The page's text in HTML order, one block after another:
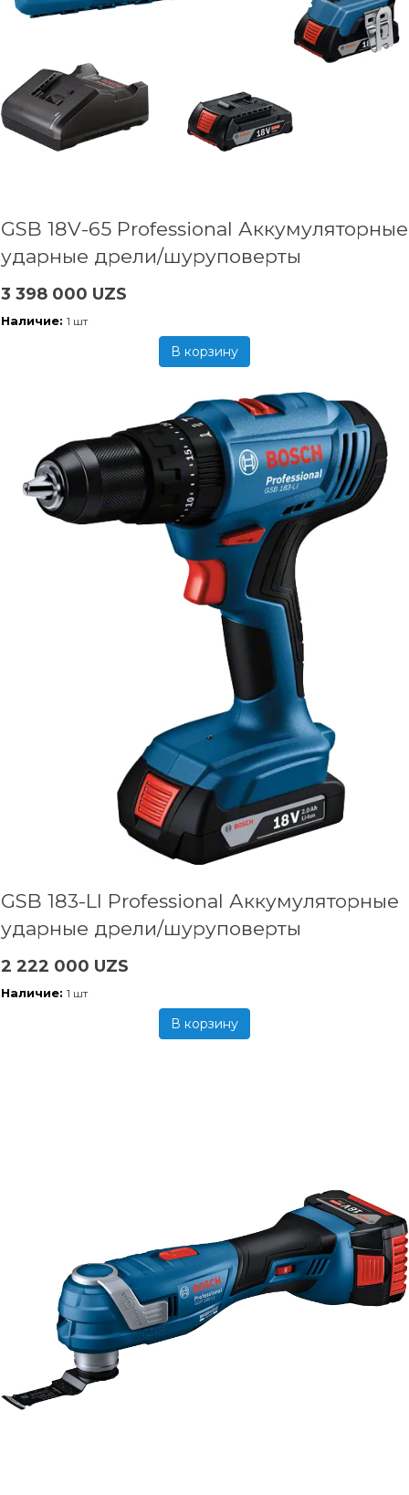
GSB 18V-65 Professional Аккумуляторные
ударные дрели/шуруповерты
3 398 000 UZS
Наличие: 1 шт
В корзину
GSB 183-LI Professional Аккумуляторные
ударные дрели/шуруповерты
2 222 000 UZS
Наличие: 1 шт
В корзину